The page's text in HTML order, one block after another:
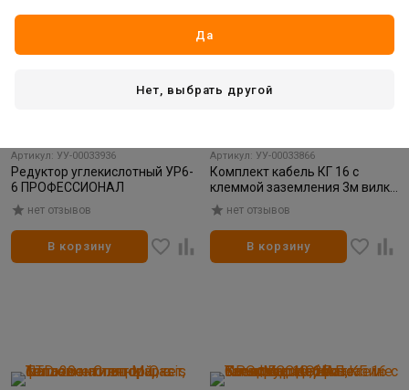
Артикул: УУ-00033936
Редуктор углекислотный УР6-
6 ПРОФЕССИОНАЛ
нет отзывов
В корзину
2 222
Артикул: УУ-00033866
Комплект кабель КГ 16 с
клеммой заземления 3м вилка
10-25 ПРОФЕССИОНАЛ
нет отзывов
В корзину
Да
Нет, выбрать другой